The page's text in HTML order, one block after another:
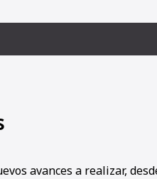
avances a realizar,